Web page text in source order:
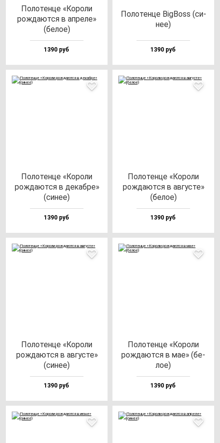
Поло­тен­це «Коро­ли
рож­да­ют­ся в ап­ре­ле»
(бе­лое)
1390 руб
Поло­тен­це BigBoss (си­
нее)
1390 руб
Поло­тен­це «Коро­ли
рож­да­ют­ся в де­каб­ре»
(си­нее)
1390 руб
Поло­тен­це «Коро­ли
рож­да­ют­ся в ав­гус­те»
(бе­лое)
1390 руб
Поло­тен­це «Коро­ли
рож­да­ют­ся в ав­гус­те»
(си­нее)
1390 руб
Поло­тен­це «Коро­ли
рож­да­ют­ся в мае» (бе­
лое)
1390 руб